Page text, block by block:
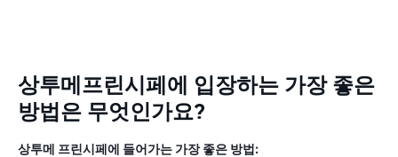
상투메프린시페에 입장하는 가장 좋은
방법은 무엇인가요?
상투메 프린시페에 들어가는 가장 좋은 방법: